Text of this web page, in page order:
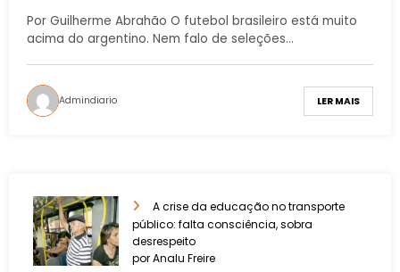
Por Guilherme Abrahão O futebol brasileiro está muito
acima do argentino. Nem falo de seleções…
Admindiario LER MAIS
A crise da educação no transporte
público: falta consciência, sobra
desrespeito
por Analu Freire